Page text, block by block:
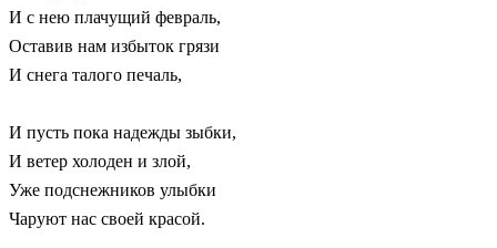
И с нею плачущий февраль,
Оставив нам избыток грязи
И снега талого печаль,
И пусть пока надежды зыбки,
И ветер холоден и злой,
Уже подснежников улыбки
Чаруют нас своей красой.